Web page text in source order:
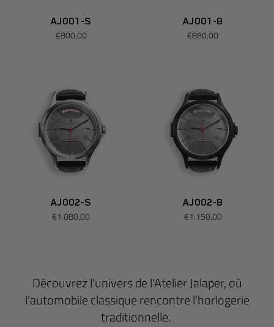
AJ001-S
€800,00
AJ001-B
€880,00
AJ002-S
€1.080,00
AJ002-B
€1.150,00
Découvrez l'univers de l'Atelier Jalaper, où
l'automobile classique rencontre l'horlogerie
traditionnelle.